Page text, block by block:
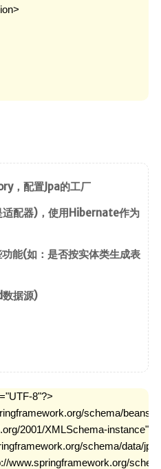
，配置Jpa的工厂
适配器)，使用Hibernate作为
能(如：是否按实体类生成表
据源)
8"?>
schema/beans"
2001/XMLSchema-instance"
schema/data/
www.springframework.org/